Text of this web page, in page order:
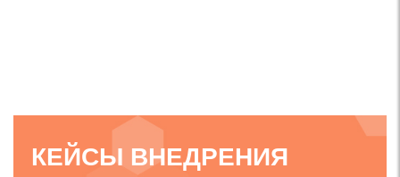
КЕЙСЫ ВНЕДРЕНИЯ